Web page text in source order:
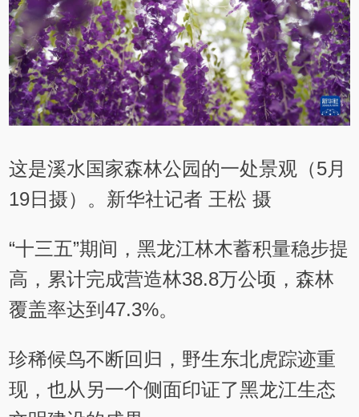
这是溪水国家森林公园的一处景观（5月
19日摄）。新华社记者 王松 摄
“十三五”期间，黑龙江林木蓄积量稳步提
高，累计完成营造林38.8万公顷，森林
覆盖率达到47.3%。
珍稀候鸟不断回归，野生东北虎踪迹重
现，也从另一个侧面印证了黑龙江生态